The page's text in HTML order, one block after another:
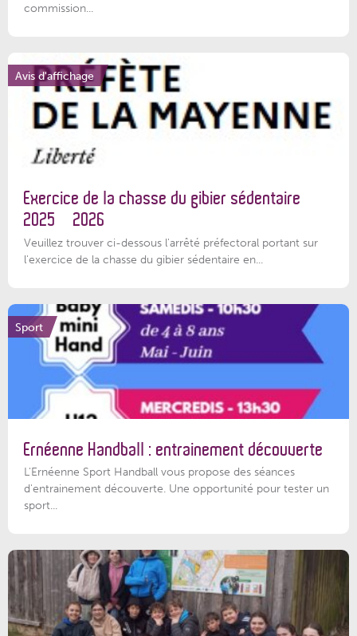
commission...
Avis d'affichage
Exercice de la chasse du gibier sédentaire
2025 – 2026
Veuillez trouver ci-dessous l'arrêté préfectoral portant sur
l'exercice de la chasse du gibier sédentaire en...
Sport
Ernéenne Handball : entrainement découverte
L'Ernéenne Sport Handball vous propose des séances
d'entrainement découverte. Une opportunité pour tester un
sport...